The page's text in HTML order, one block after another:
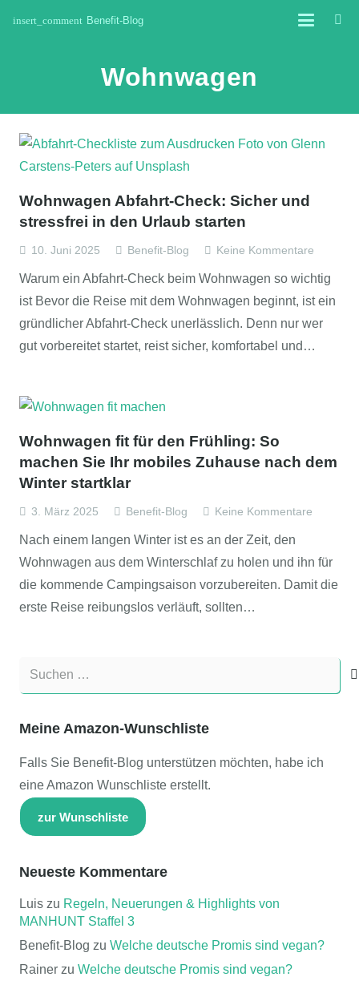
insert_comment Benefit-Blog
Wohnwagen
Wohnwagen Abfahrt-Check: Sicher und
stressfrei in den Urlaub starten
10. Juni 2025 Benefit-Blog Keine Kommentare
Warum ein Abfahrt-Check beim Wohnwagen so wichtig
ist Bevor die Reise mit dem Wohnwagen beginnt, ist ein
gründlicher Abfahrt-Check unerlässlich. Denn nur wer
gut vorbereitet startet, reist sicher, komfortabel und…
Wohnwagen fit für den Frühling: So
machen Sie Ihr mobiles Zuhause nach dem
Winter startklar
3. März 2025 Benefit-Blog Keine Kommentare
Nach einem langen Winter ist es an der Zeit, den
Wohnwagen aus dem Winterschlaf zu holen und ihn für
die kommende Campingsaison vorzubereiten. Damit die
erste Reise reibungslos verläuft, sollten…
Suchen
nach:
Meine Amazon-Wunschliste
Falls Sie Benefit-Blog unterstützen möchten, habe ich
eine Amazon Wunschliste erstellt.
zur Wunschliste
Neueste Kommentare
Luis zu Regeln, Neuerungen & Highlights von
MANHUNT Staffel 3
Benefit-Blog zu Welche deutsche Promis sind vegan?
Rainer zu Welche deutsche Promis sind vegan?